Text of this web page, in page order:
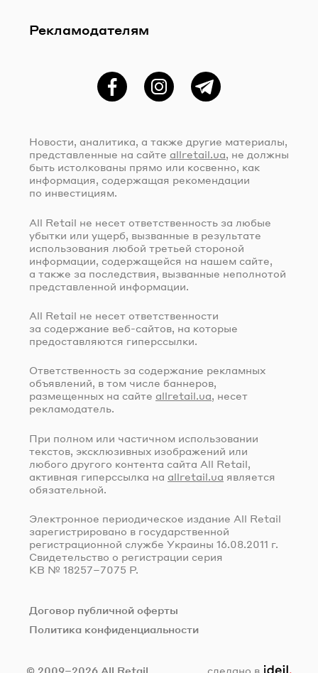
Рекламодателям
ФейсбукInstagramTelegram
Новости, аналитика, а также другие материалы,
представленные на сайте allretail.ua, не должны
быть истолкованы прямо или косвенно, как
информация, содержащая рекомендации
по инвестициям.
All Retail не несет ответственность за любые
убытки или ущерб, вызванные в результате
использования любой третьей стороной
информации, содержащейся на нашем сайте,
а также за последствия, вызванные неполнотой
представленной информации.
All Retail не несет ответственности
за содержание веб-сайтов, на которые
предоставляются гиперссылки.
Ответственность за содержание рекламных
объявлений, в том числе баннеров,
размещенных на сайте allretail.ua, несет
рекламодатель.
При полном или частичном использовании
текстов, эксклюзивных изображений или
любого другого контента сайта All Retail,
активная гиперссылка на allretail.ua является
обязательной.
Электронное периодическое издание All Retail
зарегистрировано в государственной
регистрационной службе Украины 16.08.2011 г.
Свидетельство о регистрации серия
КВ № 18257–7075 Р.
Договор публичной оферты
Политика конфиденциальности
© 2009–2026 All Retail сделано в ideil.